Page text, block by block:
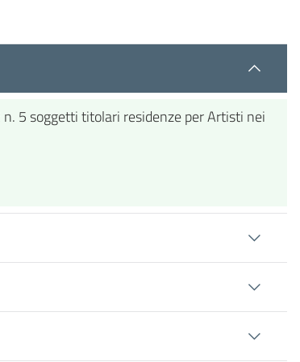
n. 5 soggetti titolari residenze per Artisti nei